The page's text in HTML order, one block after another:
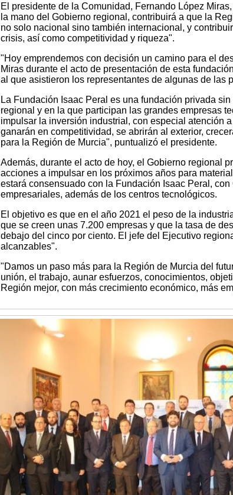
El presidente de la Comunidad, Fernando López
la mano del Gobierno regional, contribuirá a que la
no solo nacional sino también internacional, y
crisis, así como competitividad y riqueza".
"Hoy emprendemos con decisión un camino para el
Miras durante el acto de presentación de esta
al que asistieron los representantes de algunas de las
La Fundación Isaac Peral es una fundación privada
regional y en la que participan las grandes empresas
impulsar la inversión industrial, con especial atención
ganarán en competitividad, se abrirán al exterior,
para la Región de Murcia", puntualizó el presidente.
Además, durante el acto de hoy, el Gobierno regional
acciones a impulsar en los próximos años para
estará consensuado con la Fundación Isaac Peral,
empresariales, además de los centros tecnológicos.
El objetivo es que en el año 2021 el peso de la
que se creen unas 7.200 empresas y que la tasa de
debajo del cinco por ciento. El jefe del Ejecutivo
alcanzables".
"Damos un paso más para la Región de Murcia del
unión, el trabajo, aunar esfuerzos, conocimientos,
Región mejor, con más crecimiento económico, más